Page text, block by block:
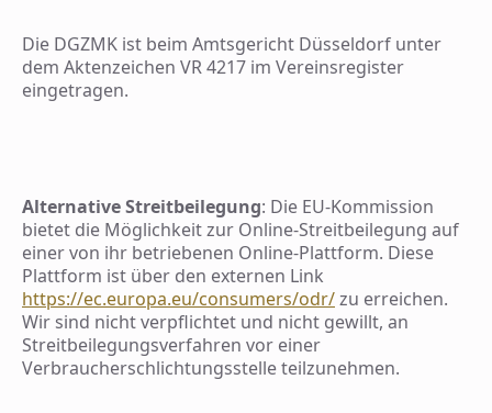
Die DGZMK ist beim Amtsgericht Düsseldorf unter
dem Aktenzeichen VR 4217 im Vereinsregister
eingetragen.
Alternative Streitbeilegung: Die EU-Kommission
bietet die Möglichkeit zur Online-Streitbeilegung auf
einer von ihr betriebenen Online-Plattform. Diese
Plattform ist über den externen Link
https://ec.europa.eu/consumers/odr/zu erreichen.
Wir sind nicht verpflichtet und nicht gewillt, an
Streitbeilegungsverfahren vor einer
Verbraucherschlichtungsstelle teilzunehmen.